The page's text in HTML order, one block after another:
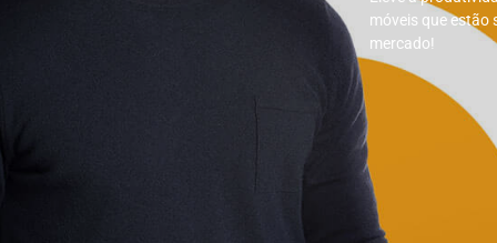
móveis que estão
mercado!